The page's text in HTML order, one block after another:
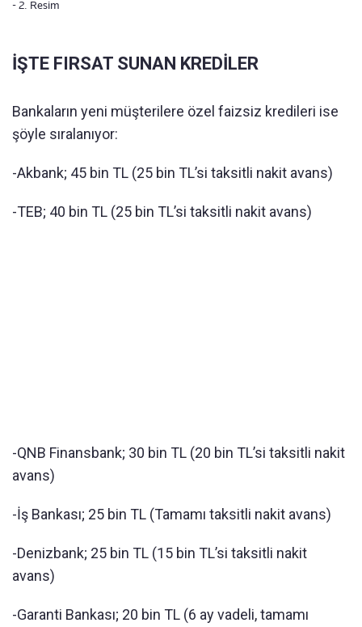
- 2. Resim
İŞTE FIRSAT SUNAN KREDİLER
Bankaların yeni müşterilere özel faizsiz kredileri ise
şöyle sıralanıyor:
-Akbank; 45 bin TL (25 bin TL’si taksitli nakit avans)
-TEB; 40 bin TL (25 bin TL’si taksitli nakit avans)
-QNB Finansbank; 30 bin TL (20 bin TL’si taksitli nakit
avans)
-İş Bankası; 25 bin TL (Tamamı taksitli nakit avans)
-Denizbank; 25 bin TL (15 bin TL’si taksitli nakit
avans)
-Garanti Bankası; 20 bin TL (6 ay vadeli, tamamı